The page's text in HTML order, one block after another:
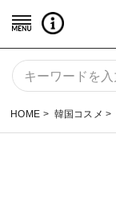
HOME 韓国コスメ